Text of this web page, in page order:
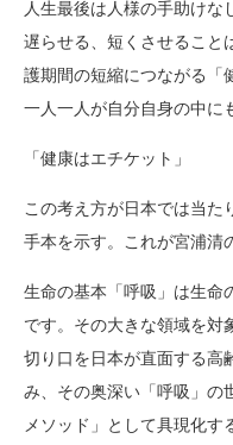
人生最後は人様の手助けな
遅らせる、短くさせること
護期間の短縮につながる「
一人一人が自分自身の中に
「健康はエチケット」
この考え方が日本では当た
手本を示す。これが宮浦清
生命の基本「呼吸」は生命
です。その大きな領域を対
切り口を日本が直面する高
み、その奥深い「呼吸」の
メソッド」として具現化す